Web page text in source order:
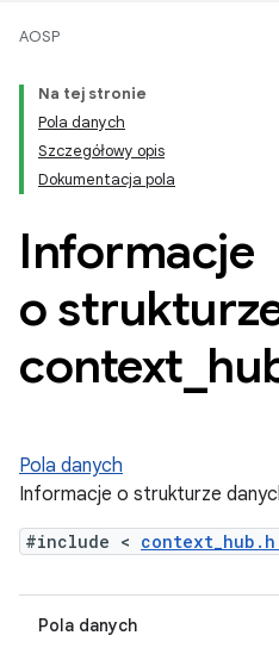
AOSP
Na tej stronie
Pola danych
Szczegółowy opis
Dokumentacja pola
Informacje
o
context
Pola danych
Informacje o strukturze
#include < context_hub.h
Pola danych